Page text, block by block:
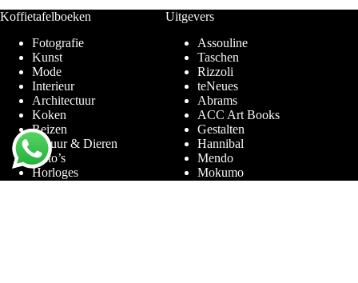
Koffietafelboeken
Fotografie
Kunst
Mode
Interieur
Architectuur
Koken
Reizen
Natuur & Dieren
Auto’s
Horloges
Uitgevers
Assouline
Taschen
Rizzoli
teNeues
Abrams
ACC Art Books
Gestalten
Hannibal
Mendo
Mokumo